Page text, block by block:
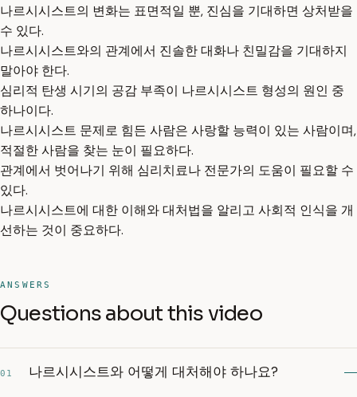
나르시시스트의 변화는 표면적일 뿐, 진심을 기대하면 상처받을
수 있다.
나르시시스트와의 관계에서 진솔한 대화나 친밀감을 기대하지
말아야 한다.
심리적 탄생 시기의 공감 부족이 나르시시스트 형성의 원인 중
하나이다.
나르시시스트 문제로 힘든 사람은 사랑할 능력이 있는 사람이며,
적절한 사람을 찾는 눈이 필요하다.
관계에서 벗어나기 위해 심리치료나 전문가의 도움이 필요할 수
있다.
나르시시스트에 대한 이해와 대처법을 알리고 사회적 인식을 개
선하는 것이 중요하다.
ANSWERS
Questions about this video
01 나르시시스트와 어떻게 대처해야 하나요?